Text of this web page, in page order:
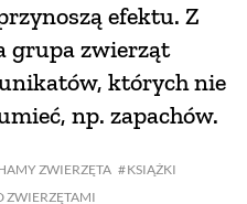
ZWIERZĘTA
KSIĄŻKI
ZWIERZĘTAMI
efek­tu. Z
grupa zwierząt
których nie
np. zapachów.